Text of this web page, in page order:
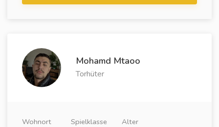
Mohamd Mtaoo
Torhüter
Wohnort
Spielklasse
Alter